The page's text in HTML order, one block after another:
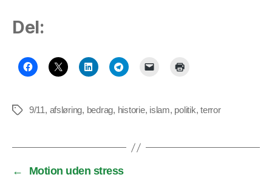
Del:
Tags9/11, afsløring, bedrag, historie, islam, politik,terror
←
Motion uden stress